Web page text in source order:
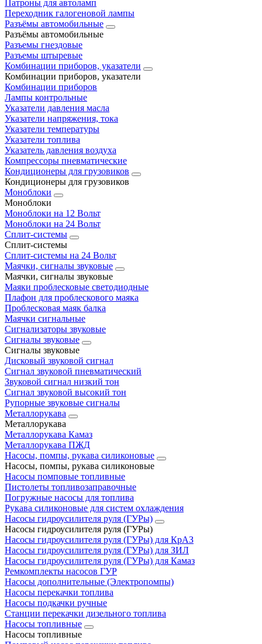
Патроны для автоламп
Переходник галогеновой лампы
Разъёмы автомобильные
Разъёмы автомобильные
Разъемы гнездовые
Разъемы штыревые
Комбинации приборов, указатели
Комбинации приборов, указатели
Комбинации приборов
Лампы контрольные
Указатели давления масла
Указатели напряжения, тока
Указатели температуры
Указатели топлива
Указатель давления воздуха
Компрессоры пневматические
Кондиционеры для грузовиков
Кондиционеры для грузовиков
Моноблоки
Моноблоки
Моноблоки на 12 Вольт
Моноблоки на 24 Вольт
Сплит-системы
Сплит-системы
Сплит‑системы на 24 Вольт
Маячки, сигналы звуковые
Маячки, сигналы звуковые
Маяки проблесковые светодиодные
Плафон для проблескового маяка
Проблесковая маяк балка
Маячки сигнальные
Сигнализаторы звуковые
Сигналы звуковые
Сигналы звуковые
Дисковый звуковой сигнал
Сигнал звуковой пневматический
Звуковой сигнал низкий тон
Сигнал звуковой высокий тон
Рупорные звуковые сигналы
Металлорукава
Металлорукава
Металлорукава Камаз
Металлорукава ПЖД
Насосы, помпы, рукава силиконовые
Насосы, помпы, рукава силиконовые
Насосы помповые топливные
Пистолеты топливозаправочные
Погружные насосы для топлива
Рукава силиконовые для систем охлаждения
Насосы гидроусилителя руля (ГУРы)
Насосы гидроусилителя руля (ГУРы)
Насосы гидроусилителя руля (ГУРы) для КрАЗ
Насосы гидроусилителя руля (ГУРы) для ЗИЛ
Насосы гидроусилителя руля (ГУРы) для Камаз
Ремкомплекты насосов ГУР
Насосы дополнительные (Электропомпы)
Насосы перекачки топлива
Насосы подкачки ручные
Станции перекачки дизельного топлива
Насосы топливные
Насосы топливные